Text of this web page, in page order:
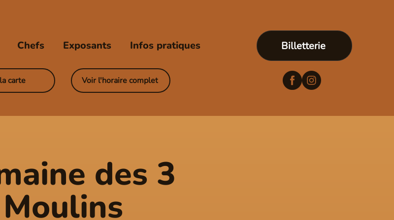
Chefs Exposants Infos pratiques
carte Voir l'horaire complet
Billetterie
des 3
Moulins